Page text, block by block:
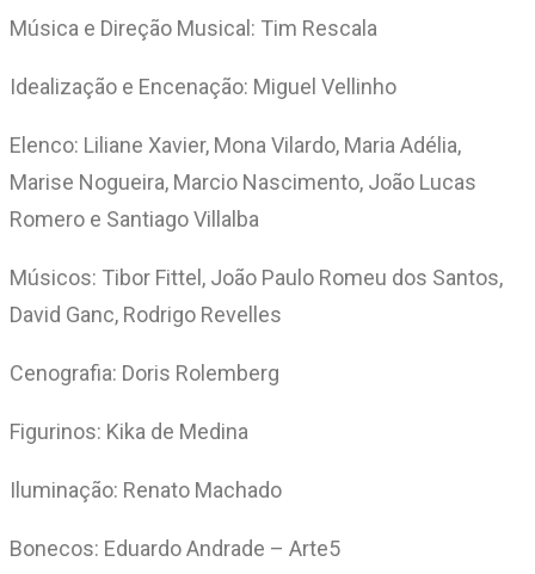
Música e Direção Musical: Tim Rescala
Idealização e Encenação: Miguel Vellinho
Elenco: Liliane Xavier, Mona Vilardo, Maria Adélia,
Marise Nogueira, Marcio Nascimento, João Lucas
Romero e Santiago Villalba
Músicos: Tibor Fittel, João Paulo Romeu dos Santos,
David Ganc, Rodrigo Revelles
Cenografia: Doris Rolemberg
Figurinos: Kika de Medina
Iluminação: Renato Machado
Bonecos: Eduardo Andrade – Arte5